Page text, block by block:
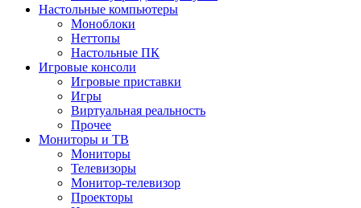
Настольные компьютеры
Моноблоки
Неттопы
Настольные ПК
Игровые консоли
Игровые приставки
Игры
Виртуальная реальность
Прочее
Мониторы и ТВ
Мониторы
Телевизоры
Монитор-телевизор
Проекторы